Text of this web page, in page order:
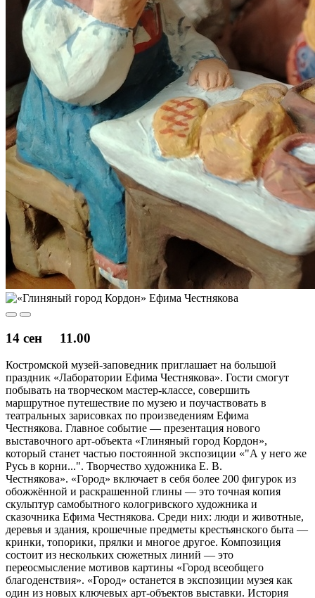
14 сен 11.00
Костромской музей-заповедник приглашает на большой
праздник «Лаборатории Ефима Честнякова». Гости смогут
побывать на творческом мастер-классе, совершить
маршрутное путешествие по музею и поучаствовать в
театральных зарисовках по произведениям Ефима
Честнякова. Главное событие — презентация нового
выставочного арт-объекта «Глиняный город Кордон»,
который станет частью постоянной экспозиции «"А у него же
Русь в корни...". Творчество художника Е. В.
Честнякова». «Город» включает в себя более 200 фигурок из
обожжённой и раскрашенной глины — это точная копия
скульптур самобытного кологривского художника и
сказочника Ефима Честнякова. Среди них: люди и животные,
деревья и здания, крошечные предметы крестьянского быта —
кринки, топорики, прялки и многое другое. Композиция
состоит из нескольких сюжетных линий — это
переосмысление мотивов картины «Город всеобщего
благоденствия». «Город» останется в экспозиции музея как
один из новых ключевых арт-объектов выставки. История